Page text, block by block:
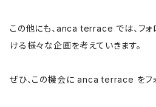
この他にも、anca terrace では、フ
ける様々な企画を考えていきます。
ぜひ、この機会に anca terrace をフ